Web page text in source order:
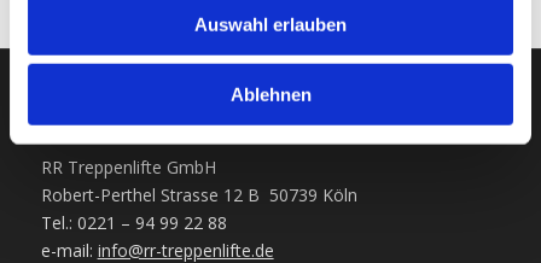
Auswahl erlauben
Ablehnen
KONTAKT
RR Treppenlifte GmbH
Robert-Perthel Strasse 12 B 50739 Köln
Tel.: 0221 – 94 99 22 88
e-mail: info@rr-treppenlifte.de